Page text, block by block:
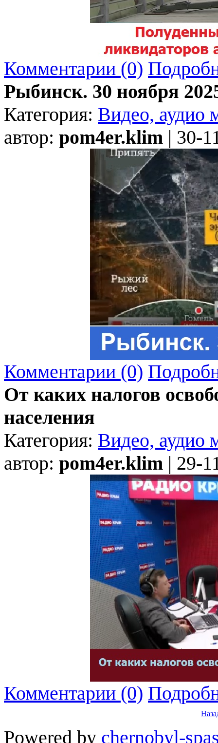
Комментарии (0)
Рыбинск. 30 ноября
Категория: Видео, аудио
автор: pom4er.klim | 30-
Комментарии (0)
От каких налогов
населения
Категория: Видео, аудио
автор: pom4er.klim | 29-
Комментарии (0)
Powered by chernobyl-